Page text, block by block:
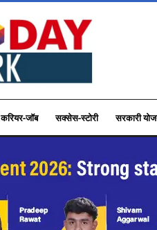
करियर-जॉब सक्सेस-स्टोरी सरकारी